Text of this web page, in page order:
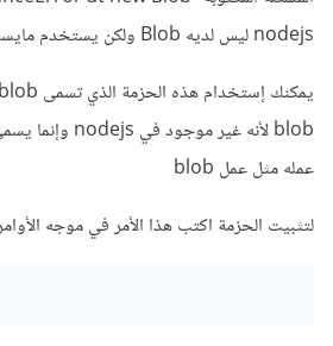
nodejs ليس لديه Blob ولكن يستخدم مايسمى بال Buffer
عمله مثل عمل blob
لتثبيت الحزمة اكتب هذا الأمر في موجه الأوامر